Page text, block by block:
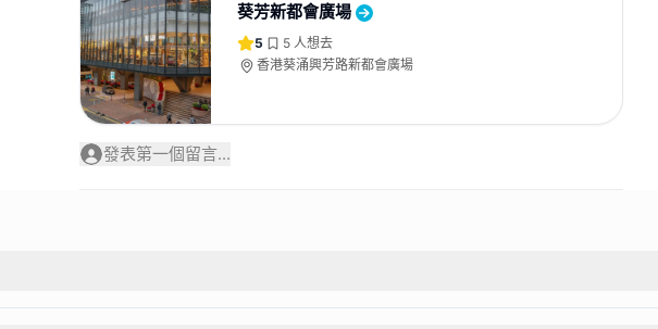
葵芳新都會廣場
5 5 人想去
香港葵涌興芳路新都會廣場
發表第一個留言...